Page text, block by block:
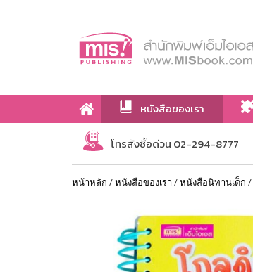
หนังสือของเรา
เกี่ยวกับเรา
โทรสั่งซื้อด่วน 02-294-8777
หน้าหลัก /หนังสือของเรา /หนังสือนิทานเด็ก /